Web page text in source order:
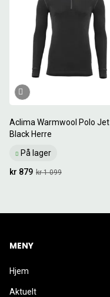
Aclima Warmwool Polo Jet
Black Herre
På lager
kr 1 099
kr 879
MENY
Hjem
Aktuelt